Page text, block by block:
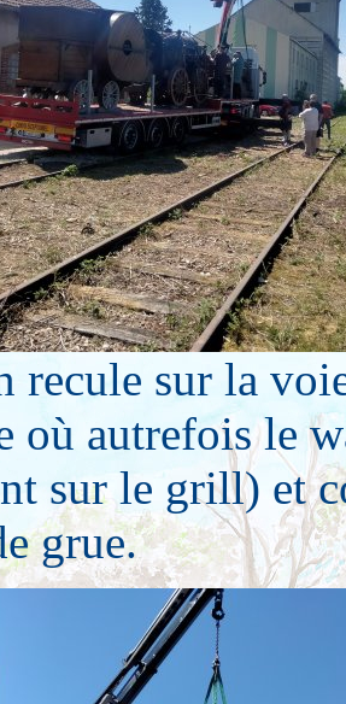
recule sur la
où autrefois le
sur le grill) et
grue.